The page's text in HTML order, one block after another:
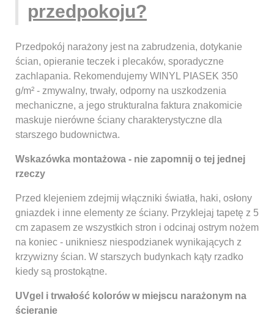
przedpokoju?
Przedpokój narażony jest na zabrudzenia, dotykanie
ścian, opieranie teczek i plecaków, sporadyczne
zachlapania. Rekomendujemy WINYL PIASEK 350
g/m² - zmywalny, trwały, odporny na uszkodzenia
mechaniczne, a jego strukturalna faktura znakomicie
maskuje nierówne ściany charakterystyczne dla
starszego budownictwa.
Wskazówka montażowa - nie zapomnij o tej jednej
rzeczy
Przed klejeniem zdejmij włączniki światła, haki, osłony
gniazdek i inne elementy ze ściany. Przyklejaj tapetę z 5
cm zapasem ze wszystkich stron i odcinaj ostrym nożem
na koniec - unikniesz niespodzianek wynikających z
krzywizny ścian. W starszych budynkach kąty rzadko
kiedy są prostokątne.
UVgel i trwałość kolorów w miejscu narażonym na
ścieranie